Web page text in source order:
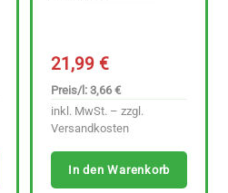
21,99€
Preis/l: 3,66 €
inkl. MwSt. – zzgl.
Versandkosten
In den Warenkorb